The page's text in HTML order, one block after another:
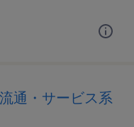
通・サービス系